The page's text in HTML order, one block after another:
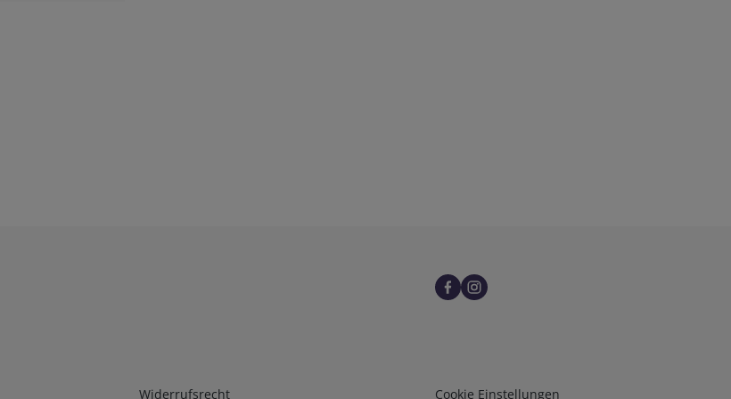
Infos 2
Widerrufsrecht Infos 3
Cookie Einstellungen